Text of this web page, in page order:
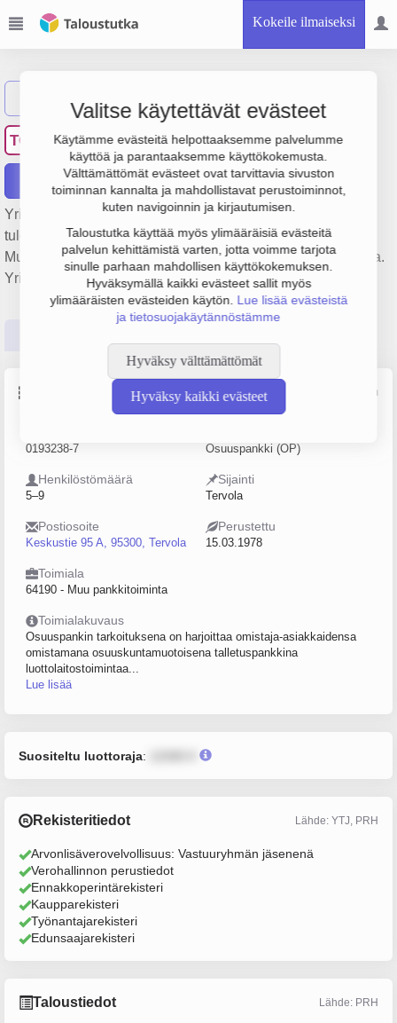
Kokeile ilmaiseksi
Valitse käytettävät evästeet
Käytämme evästeitä helpottaaksemme palvelumme
käyttöä ja parantaaksemme käyttökokemusta.
Välttämättömät evästeet ovat tarvittavia sivuston
toiminnan kannalta ja mahdollistavat perustoiminnot,
kuten navigoinnin ja kirjautumisen.
Taloustutka käyttää myös ylimääräisiä evästeitä
palvelun kehittämistä varten, jotta voimme tarjota
sinulle parhaan mahdollisen käyttökokemuksen.
Hyväksymällä kaikki evästeet sallit myös
ylimääräisten evästeiden käytön. Lue lisää evästeistä
ja tietosuojakäytännöstämme
Hyväksy välttämättömät
Hyväksy kaikki evästeet
TO Tervolan Osuuspankki
Raportit
Yrityksen Tervolan Osuuspankki liikevaihto on 3.4 milj. €,
tulos 2.2 milj. € ja henkilöstömäärä 9. Sen päätoimiala on
Muu pankkitoiminta, perustamisvuosi 1978 ja sijainti Tervola.
Yrityksen yhtiömuoto Osuuspankki (OP).
Lähde: YTJ, PRH, Traficom
0193238-7 Osuuspankki (OP)
Henkilöstömäärä
5–9
Sijainti
Tervola
Postiosoite
Keskustie 95 A, 95300, Tervola
Perustettu
15.03.1978
Toimiala
64190 - Muu pankkitoiminta
Toimialakuvaus
Osuuspankin tarkoituksena on harjoittaa omistaja-asiakkaidensa
omistamana osuuskuntamuotoisena talletuspankkina
luottolaitostoimintaa...
Lue lisää
Suositeltu luottoraja:
Rekisteritiedot Lähde: YTJ, PRH
Arvonlisäverovelvollisuus: Vastuuryhmän jäsenenä
Verohallinnon perustiedot
Ennakkoperintärekisteri
Kaupparekisteri
Työnantajarekisteri
Edunsaajarekisteri
Taloustiedot Lähde: PRH